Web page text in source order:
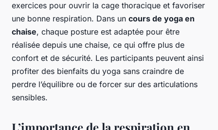
exercices pour ouvrir la cage thoracique et favoriser
une bonne respiration. Dans un cours de yoga en
chaise, chaque posture est adaptée pour être
réalisée depuis une chaise, ce qui offre plus de
confort et de sécurité. Les participants peuvent ainsi
profiter des bienfaits du yoga sans craindre de
perdre l’équilibre ou de forcer sur des articulations
sensibles.